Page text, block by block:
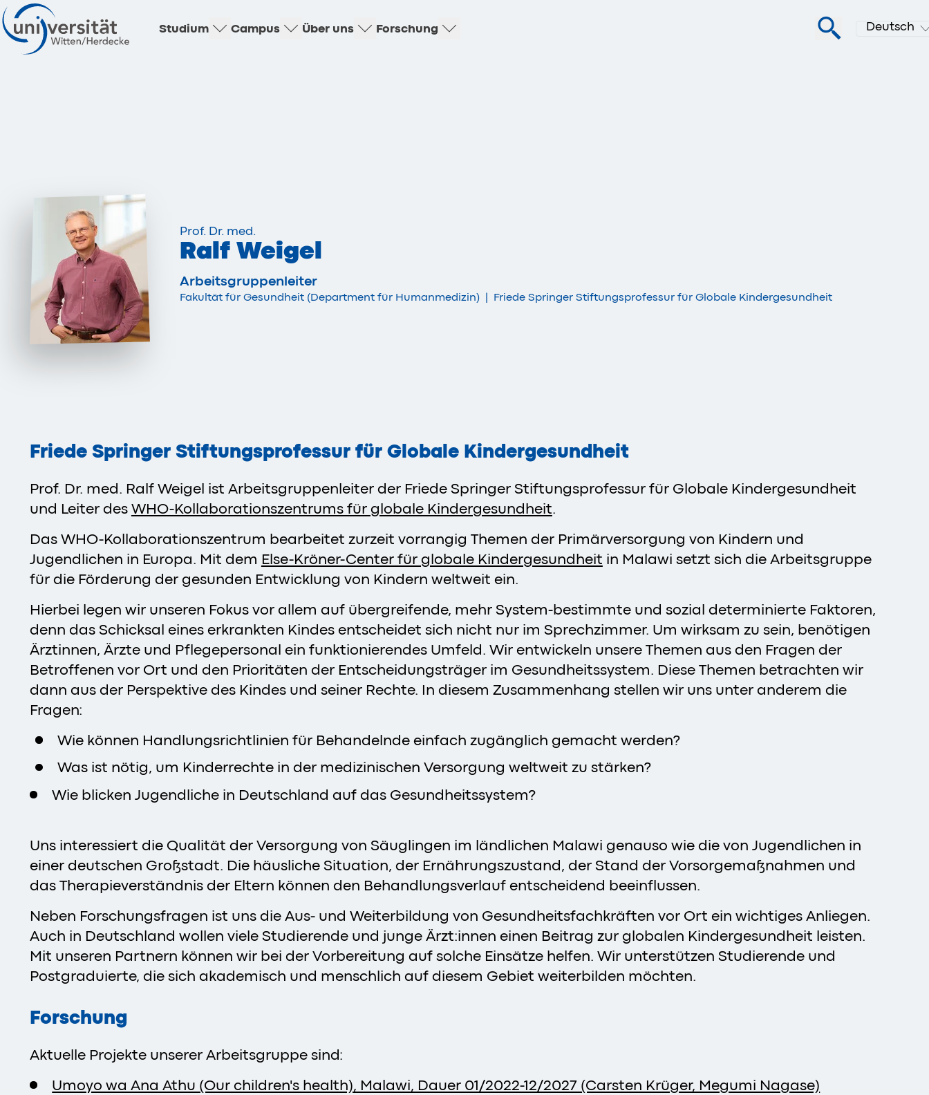
Studium Campus Über uns Forschung Deutsch
Prof. Dr. med.
Ralf Weigel
Arbeitsgruppenleiter
Fakultät für Gesundheit (Department für Humanmedizin) | Friede Springer Stiftungsprofessur für Globale Kindergesundheit
Friede Springer Stiftungsprofessur für Globale Kindergesundheit
Prof. Dr. med. Ralf Weigel ist Arbeitsgruppenleiter der Friede Springer Stiftungsprofessur für Globale Kindergesundheit
und Leiter des WHO-Kollaborationszentrums für globale Kindergesundheit.
Das WHO-Kollaborationszentrum bearbeitet zurzeit vorrangig Themen der Primärversorgung von Kindern und
Jugendlichen in Europa. Mit dem Else-Kröner-Center für globale Kindergesundheit in Malawi setzt sich die Arbeitsgruppe
für die Förderung der gesunden Entwicklung von Kindern weltweit ein.
Hierbei legen wir unseren Fokus vor allem auf übergreifende, mehr System-bestimmte und sozial determinierte Faktoren,
denn das Schicksal eines erkrankten Kindes entscheidet sich nicht nur im Sprechzimmer. Um wirksam zu sein, benötigen
Ärztinnen, Ärzte und Pflegepersonal ein funktionierendes Umfeld. Wir entwickeln unsere Themen aus den Fragen der
Betroffenen vor Ort und den Prioritäten der Entscheidungsträger im Gesundheitssystem. Diese Themen betrachten wir
dann aus der Perspektive des Kindes und seiner Rechte. In diesem Zusammenhang stellen wir uns unter anderem die
Fragen:
Wie können Handlungsrichtlinien für Behandelnde einfach zugänglich gemacht werden?
Was ist nötig, um Kinderrechte in der medizinischen Versorgung weltweit zu stärken?
Wie blicken Jugendliche in Deutschland auf das Gesundheitssystem?
Uns interessiert die Qualität der Versorgung von Säuglingen im ländlichen Malawi genauso wie die von Jugendlichen in
einer deutschen Großstadt. Die häusliche Situation, der Ernährungszustand, der Stand der Vorsorgemaßnahmen und
das Therapieverständnis der Eltern können den Behandlungsverlauf entscheidend beeinflussen.
Neben Forschungsfragen ist uns die Aus- und Weiterbildung von Gesundheitsfachkräften vor Ort ein wichtiges Anliegen.
Auch in Deutschland wollen viele Studierende und junge Ärzt:innen einen Beitrag zur globalen Kindergesundheit leisten.
Mit unseren Partnern können wir bei der Vorbereitung auf solche Einsätze helfen. Wir unterstützen Studierende und
Postgraduierte, die sich akademisch und menschlich auf diesem Gebiet weiterbilden möchten.
Forschung
Aktuelle Projekte unserer Arbeitsgruppe sind:
Umoyo wa Ana Athu (Our children's health), Malawi, Dauer 01/2022-12/2027 (Carsten Krüger, Megumi Nagase)